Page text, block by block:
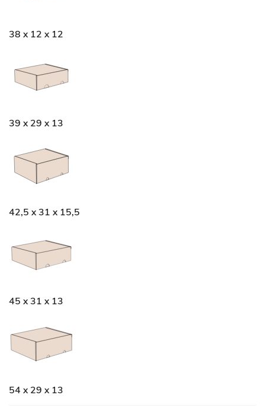
38 x 12 x 12
39 x 29 x 13
42,5 x 31 x 15,5
45 x 31 x 13
54 x 29 x 13